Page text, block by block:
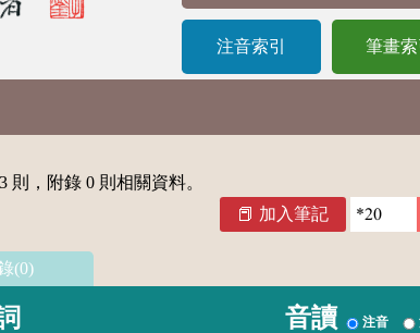
注音索引 筆畫索
則，附錄 0 則相關資料。
加入筆記
(0)
音讀 注音